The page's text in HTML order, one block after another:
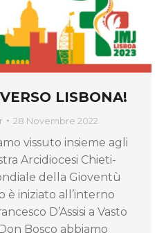
LISBONA!
28 Novembre 2022
vissuto insieme agli
Arcidiocesi Chieti-
della Gioventù
è iniziato all’interno
D’Assisi a Vasto
Bosco abbiamo